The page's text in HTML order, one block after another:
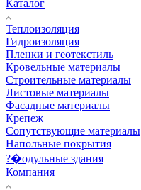
Каталог
Теплоизоляция
Гидроизоляция
Пленки и геотекстиль
Кровельные материалы
Строительные материалы
Листовые материалы
Фасадные материалы
Крепеж
Сопутствующие материалы
Напольные покрытия
?�одульные здания
Компания